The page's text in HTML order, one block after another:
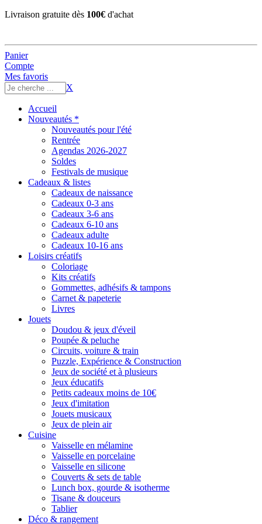
Livraison gratuite dès 100€ d'achat
Panier
Compte
Mes favoris
X
Accueil
Nouveautés *
Nouveautés pour l'été
Rentrée
Agendas 2026-2027
Soldes
Festivals de musique
Cadeaux & listes
Cadeaux de naissance
Cadeaux 0-3 ans
Cadeaux 3-6 ans
Cadeaux 6-10 ans
Cadeaux adulte
Cadeaux 10-16 ans
Loisirs créatifs
Coloriage
Kits créatifs
Gommettes, adhésifs & tampons
Carnet & papeterie
Livres
Jouets
Doudou & jeux d'éveil
Poupée & peluche
Circuits, voiture & train
Puzzle, Expérience & Construction
Jeux de société et à plusieurs
Jeux éducatifs
Petits cadeaux moins de 10€
Jeux d'imitation
Jouets musicaux
Jeux de plein air
Cuisine
Vaisselle en mélamine
Vaisselle en porcelaine
Vaisselle en silicone
Couverts & sets de table
Lunch box, gourde & isotherme
Tisane & douceurs
Tablier
Déco & rangement